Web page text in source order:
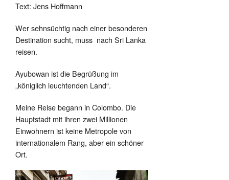
Text: Jens Hoffmann
Wer sehnsüchtig nach einer besonderen
Destination sucht, muss nach Sri Lanka
reisen.
Ayubowan ist die Begrüßung im
„königlich leuchtenden Land“.
Meine Reise begann in Colombo. Die
Hauptstadt mit ihren zwei Millionen
Einwohnern ist keine Metropole von
internationalem Rang, aber ein schöner
Ort.